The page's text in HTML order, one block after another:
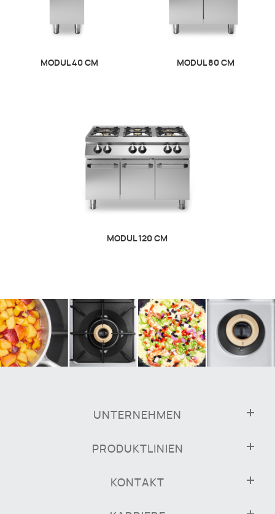
MODUL 40 CM MODUL 80 CM
MODUL 120 CM
UNTERNEHMEN
PRODUKTLINIEN
KONTAKT